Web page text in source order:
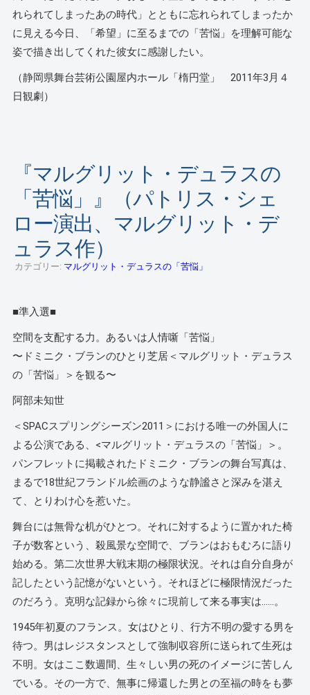
れられてしまったあの時代」とともに忘れられてしまったか
に見える今日、「希望」に至るまでの「苦悩」を理解可能な
姿で描き出してくれた彼女に感謝したい。
（静岡県舞台芸術公園屋内ホール「楕円堂」 2011年3月４
日観劇）
『マルグリット・デュラスの
「苦悩」』（パトリス・シェ
ロー演出、マルグリット・デ
ュラス作）
カテゴリー: マルグリット・デュラスの「苦悩」
■準入選■
空間を支配する力。あるいは人情噺「苦悩」
〜ドミニク・ブランのひとり芝居＜マルグリット・デュラス
の「苦悩」＞を観る〜
阿部未知世
＜SPACスプリングシーズン2011＞における唯一の外国人に
よる公演である、<マルグリット・デュラスの「苦悩」＞。
パンフレットに掲載されたドミニク・ブランの舞台写真は、
まるで18世紀フランドル絵画のような静謐さと深みを湛え
て、とりわけ心を惹いた。
舞台には無骨な机がひとつ。それに対するように置かれた椅
子が数客という、殺風景な空間で、ブランはおもむろに語り
始める。第二次世界大戦末期の極限状況。それは自分自身が
記したという記憶がないという。それほどに極限情況だった
のだろう。克明な記録から徐々に現前して来る事実は……。
1945年初夏のフランス。女はひとり、行方不明の愛する男を
待つ。男はレジスタンスとして強制収容所に送られて生死は
不明。女はここ数週間、生々しい男の死のイメージに苦しん
でいる。その一方で、無事に帰還した男との至福の時をも夢